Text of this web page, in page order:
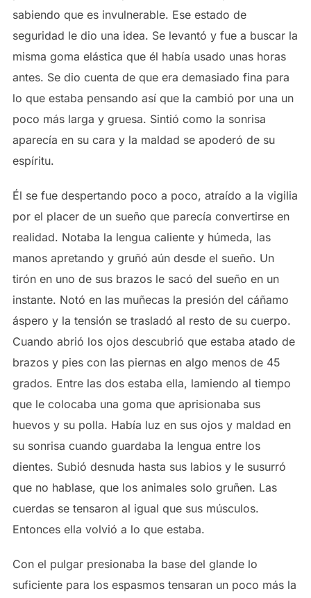
sabiendo que es invulnerable. Ese estado de
seguridad le dio una idea. Se levantó y fue a buscar la
misma goma elástica que él había usado unas horas
antes. Se dio cuenta de que era demasiado fina para
lo que estaba pensando así que la cambió por una un
poco más larga y gruesa. Sintió como la sonrisa
aparecía en su cara y la maldad se apoderó de su
espíritu.
Él se fue despertando poco a poco, atraído a la vigilia
por el placer de un sueño que parecía convertirse en
realidad. Notaba la lengua caliente y húmeda, las
manos apretando y gruñó aún desde el sueño. Un
tirón en uno de sus brazos le sacó del sueño en un
instante. Notó en las muñecas la presión del cáñamo
áspero y la tensión se trasladó al resto de su cuerpo.
Cuando abrió los ojos descubrió que estaba atado de
brazos y pies con las piernas en algo menos de 45
grados. Entre las dos estaba ella, lamiendo al tiempo
que le colocaba una goma que aprisionaba sus
huevos y su polla. Había luz en sus ojos y maldad en
su sonrisa cuando guardaba la lengua entre los
dientes. Subió desnuda hasta sus labios y le susurró
que no hablase, que los animales solo gruñen. Las
cuerdas se tensaron al igual que sus músculos.
Entonces ella volvió a lo que estaba.
Con el pulgar presionaba la base del glande lo
suficiente para los espasmos tensaran un poco más la